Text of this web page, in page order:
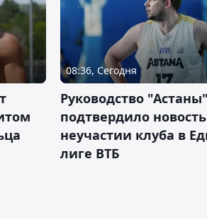
08:36, Сегодня
Руководство "Астаны"
подтвердило
неучастии клуба в
лиге ВТБ